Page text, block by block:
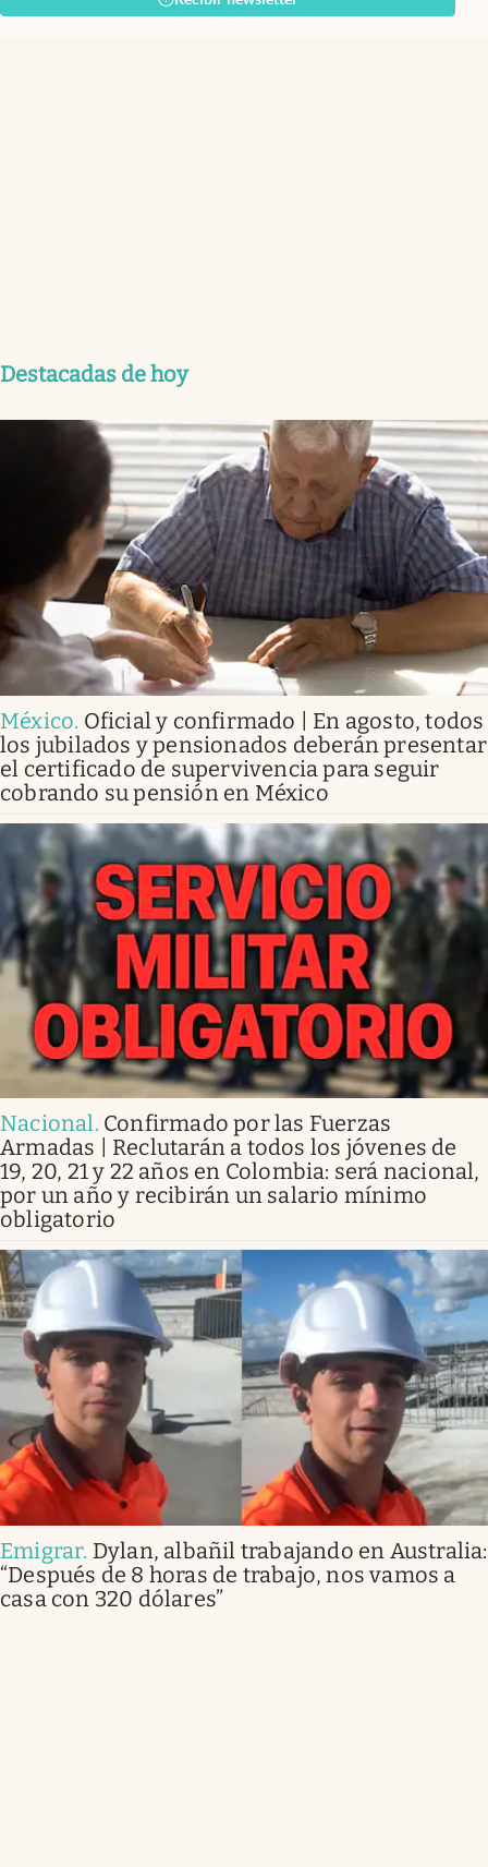
Destacadas de hoy
México. Oficial y confirmado | En agosto, todos
los jubilados y pensionados deberán presentar
el certificado de supervivencia para seguir
cobrando su pensión en México
Nacional. Confirmado por las Fuerzas
Armadas | Reclutarán a todos los jóvenes de
19, 20, 21 y 22 años en Colombia: será nacional,
por un año y recibirán un salario mínimo
obligatorio
Emigrar. Dylan, albañil trabajando en Australia:
“Después de 8 horas de trabajo, nos vamos a
casa con 320 dólares”